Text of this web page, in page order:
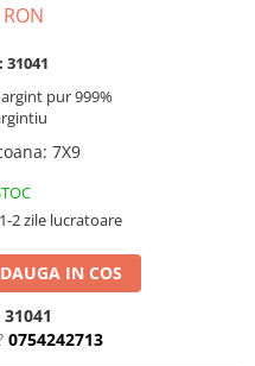
31041
pur 999%
: 7X9
1-2 zile lucratoare
IN COS
31041
0754242713